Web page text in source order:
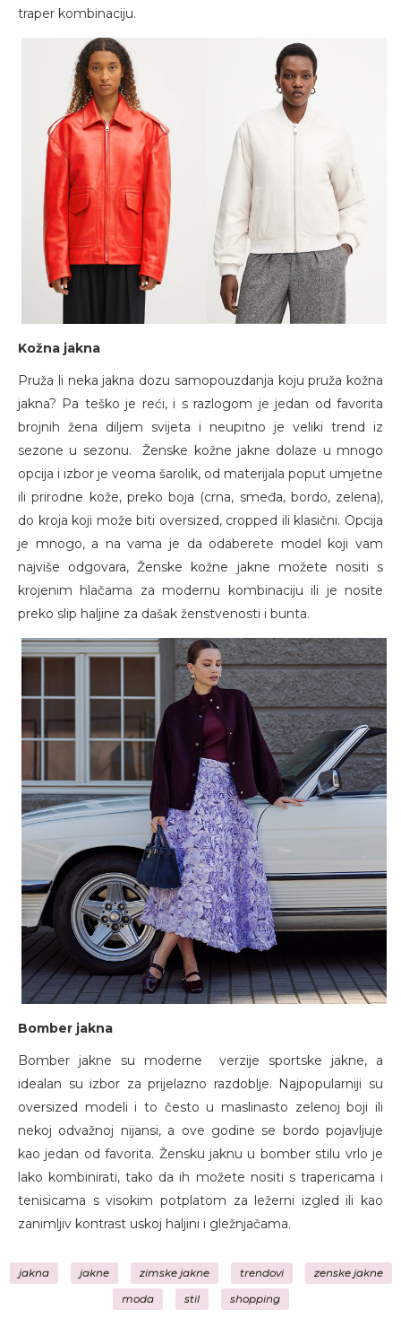
traper kombinaciju.
Kožna jakna
Pruža li neka jakna dozu samopouzdanja koju pruža kožna
jakna? Pa teško je reći, i s razlogom je jedan od favorita
brojnih žena diljem svijeta i neupitno je veliki trend iz
sezone u sezonu. Ženske kožne jakne dolaze u mnogo
opcija i izbor je veoma šarolik, od materijala poput umjetne
ili prirodne kože, preko boja (crna, smeđa, bordo, zelena),
do kroja koji može biti oversized, cropped ili klasični. Opcija
je mnogo, a na vama je da odaberete model koji vam
najviše odgovara, Ženske kožne jakne možete nositi s
krojenim hlačama za modernu kombinaciju ili je nosite
preko slip haljine za dašak ženstvenosti i bunta.
Bomber jakna
Bomber jakne su moderne verzije sportske jakne, a
idealan su izbor za prijelazno razdoblje. Najpopularniji su
oversized modeli i to često u maslinasto zelenoj boji ili
nekoj odvažnoj nijansi, a ove godine se bordo pojavljuje
kao jedan od favorita. Žensku jaknu u bomber stilu vrlo je
lako kombinirati, tako da ih možete nositi s trapericama i
tenisicama s visokim potplatom za ležerni izgled ili kao
zanimljiv kontrast uskoj haljini i gležnjačama.
jakna jakne zimske jakne trendovi zenske jakne
moda stil shopping